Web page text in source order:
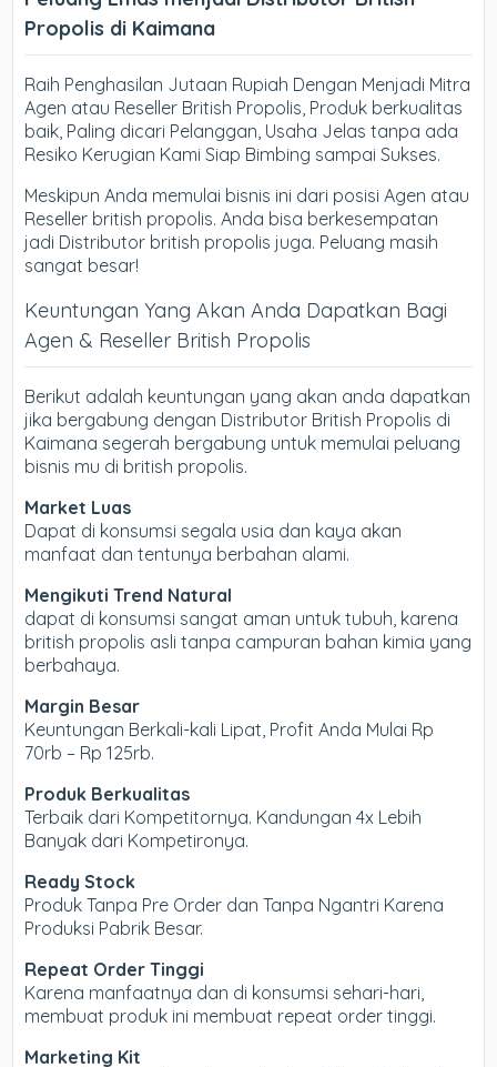
Propolis di Kaimana
Raih Penghasilan Jutaan Rupiah Dengan Menjadi Mitra
Agen atau Reseller British Propolis, Produk berkualitas
baik, Paling dicari Pelanggan, Usaha Jelas tanpa ada
Resiko Kerugian Kami Siap Bimbing sampai Sukses.
Meskipun Anda memulai bisnis ini dari posisi Agen atau
Reseller british propolis. Anda bisa berkesempatan
jadi Distributor british propolis juga. Peluang masih
sangat besar!
Keuntungan Yang Akan Anda Dapatkan Bagi
Agen & Reseller British Propolis
Berikut adalah keuntungan yang akan anda dapatkan
jika bergabung dengan Distributor British Propolis di
Kaimana segerah bergabung untuk memulai peluang
bisnis mu di british propolis.
Market Luas
Dapat di konsumsi segala usia dan kaya akan
manfaat dan tentunya berbahan alami.
Mengikuti Trend Natural
dapat di konsumsi sangat aman untuk tubuh, karena
british propolis asli tanpa campuran bahan kimia yang
berbahaya.
Margin Besar
Keuntungan Berkali-kali Lipat, Profit Anda Mulai Rp
70rb – Rp 125rb.
Produk Berkualitas
Terbaik dari Kompetitornya. Kandungan 4x Lebih
Banyak dari Kompetironya.
Ready Stock
Produk Tanpa Pre Order dan Tanpa Ngantri Karena
Produksi Pabrik Besar.
Repeat Order Tinggi
Karena manfaatnya dan di konsumsi sehari-hari,
membuat produk ini membuat repeat order tinggi.
Marketing Kit